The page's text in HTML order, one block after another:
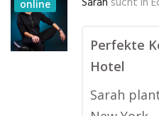
online
Perfekte
Hotel
Sarah